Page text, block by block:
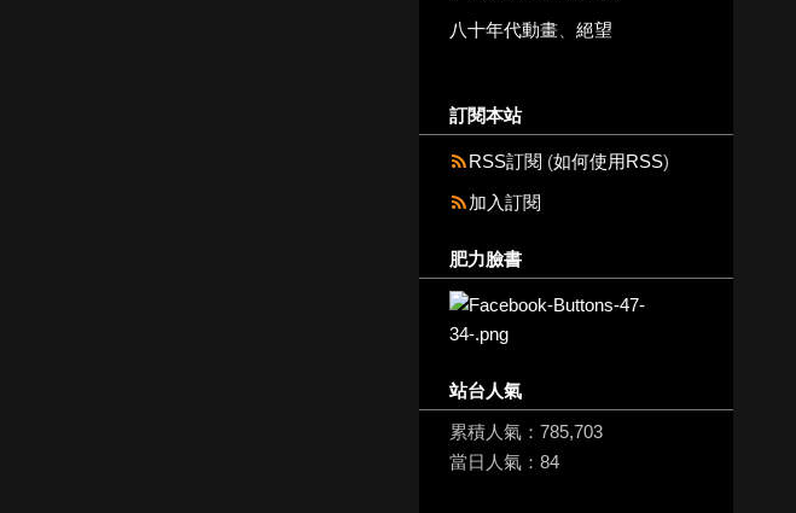
八十年代動畫
絕望
訂閱本站
RSS訂閱 (如何使用RSS)
加入訂閱
肥力臉書
站台人氣
累積人氣： 785,703
當日人氣： 84